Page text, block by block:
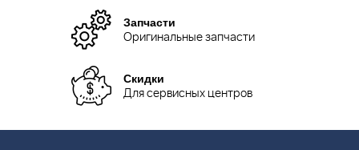
Запчасти
Оригинальные запчасти
Скидки
Для сервисных центров